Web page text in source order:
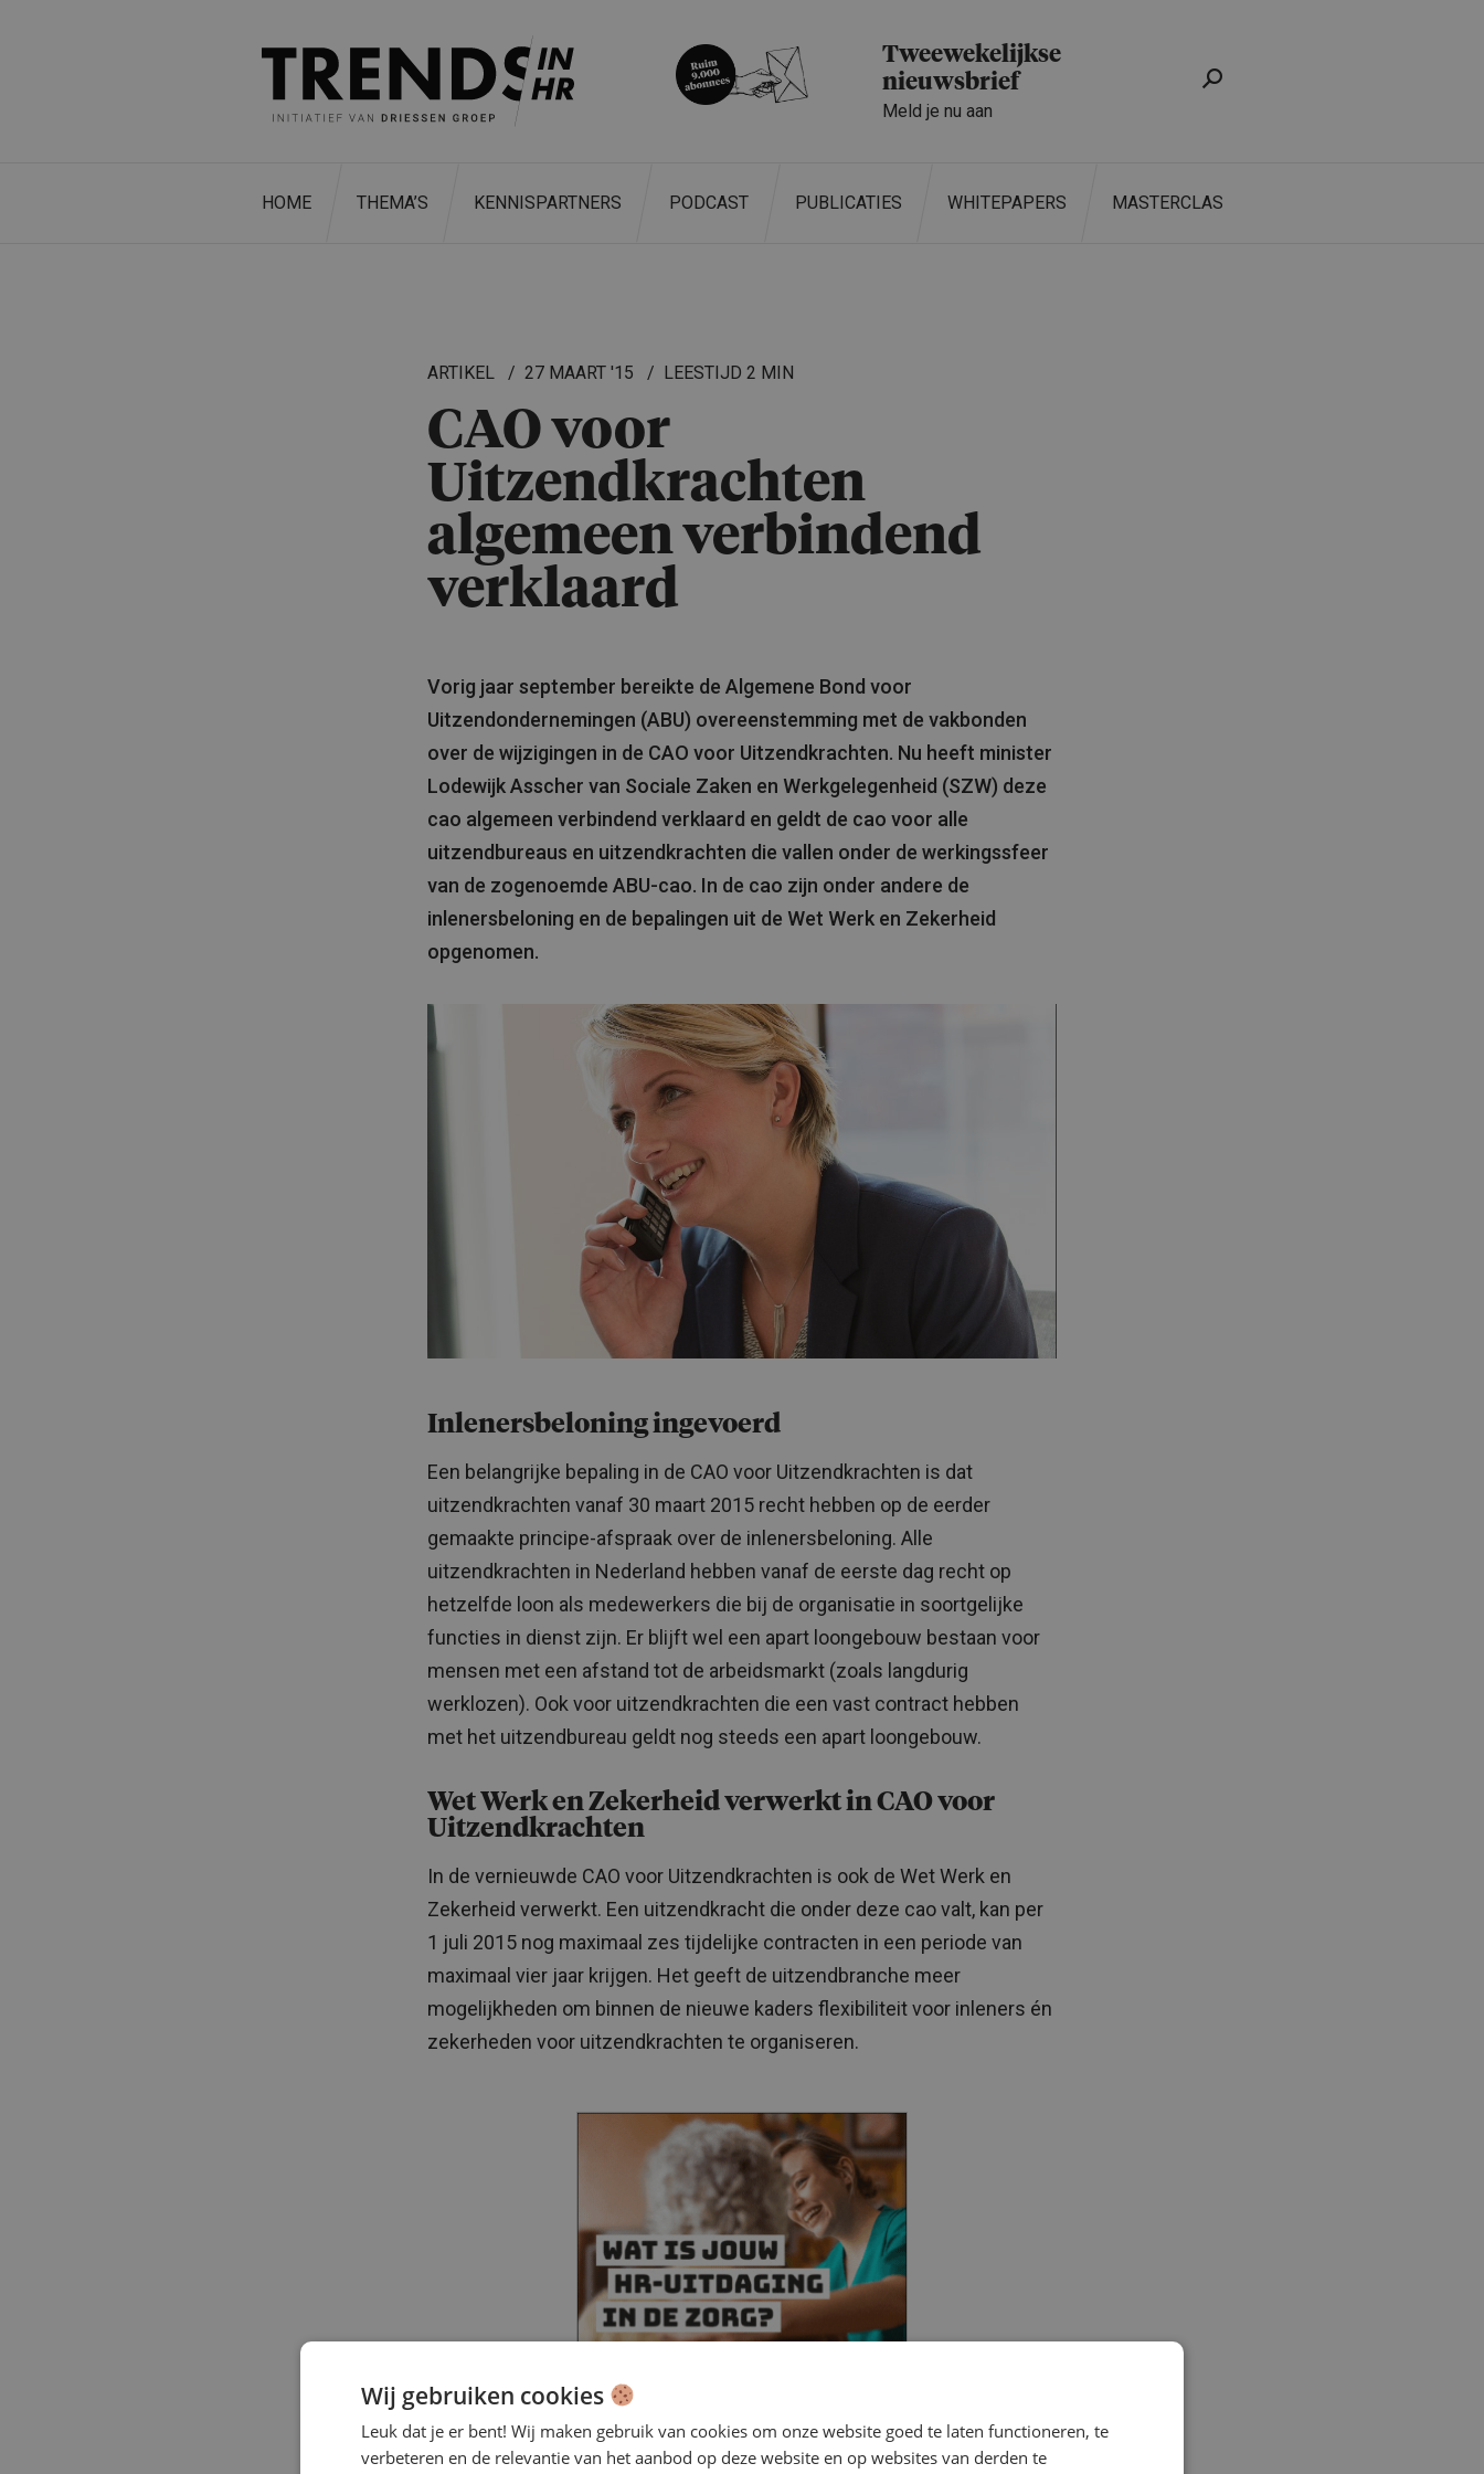
Tweewekelijkse
nieuwsbrief
Meld je nu aan
HOME THEMA’S KENNISPARTNERS PODCAST PUBLICATIES WHITEPAPERS MASTERCLASS
ARTIKEL 27 MAART '15 2 MIN
CAO voor
Uitzendkrachten
algemeen verbindend
verklaard
Vorig jaar september bereikte de Algemene Bond voor
Uitzendondernemingen (ABU) overeenstemming met de vakbonden
over de wijzigingen in de CAO voor Uitzendkrachten. Nu heeft minister
Lodewijk Asscher van Sociale Zaken en Werkgelegenheid (SZW) deze
cao algemeen verbindend verklaard en geldt de cao voor alle
uitzendbureaus en uitzendkrachten die vallen onder de werkingssfeer
van de zogenoemde ABU-cao. In de cao zijn onder andere de
inlenersbeloning en de bepalingen uit de Wet Werk en Zekerheid
opgenomen.
Inlenersbeloning ingevoerd
Een belangrijke bepaling in de CAO voor Uitzendkrachten is dat
uitzendkrachten vanaf 30 maart 2015 recht hebben op de eerder
gemaakte principe-afspraak over de inlenersbeloning. Alle
uitzendkrachten in Nederland hebben vanaf de eerste dag recht op
hetzelfde loon als medewerkers die bij de organisatie in soortgelijke
functies in dienst zijn. Er blijft wel een apart loongebouw bestaan voor
mensen met een afstand tot de arbeidsmarkt (zoals langdurig
werklozen). Ook voor uitzendkrachten die een vast contract hebben
met het uitzendbureau geldt nog steeds een apart loongebouw.
Wet Werk en Zekerheid verwerkt in CAO voor
Uitzendkrachten
In de vernieuwde CAO voor Uitzendkrachten is ook de Wet Werk en
Zekerheid verwerkt. Een uitzendkracht die onder deze cao valt, kan per
1 juli 2015 nog maximaal zes tijdelijke contracten in een periode van
maximaal vier jaar krijgen. Het geeft de uitzendbranche meer
mogelijkheden om binnen de nieuwe kaders flexibiliteit voor inleners én
zekerheden voor uitzendkrachten te organiseren.
De algemeenverbindendverklaring loopt tot en met 16 september 2015.
Wij gebruiken cookies
Leuk dat je er bent! Wij maken gebruik van cookies om onze website goed te laten functioneren, te
verbeteren en de relevantie van het aanbod op deze website en op websites van derden te